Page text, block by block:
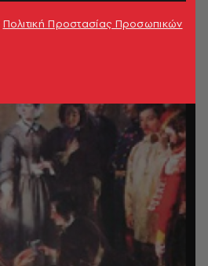
Πολιτική Προστασίας Προσωπικών